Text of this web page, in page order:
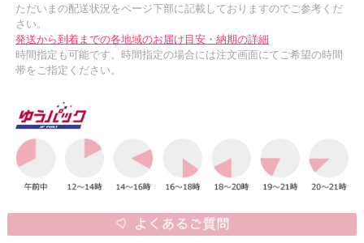
ただいまの配送状況をページ下部に記載しておりますのでご参考くだ
さい。
発送から到着までの各地域のお届け目安・納期の詳細
時間指定も可能です。時間指定の場合には注文画面にてご希望の時間
帯をご指定ください。